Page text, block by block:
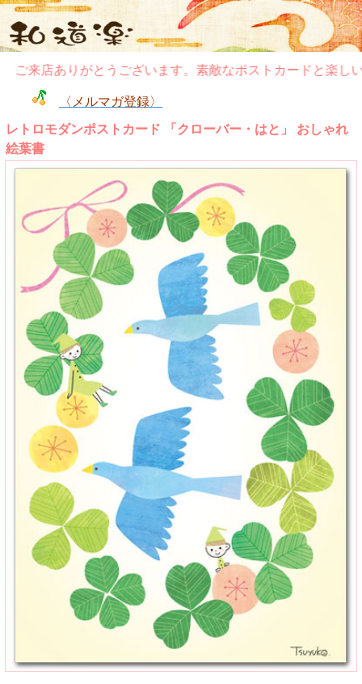
来店ありがとうございます。素敵なポストカードと楽しい
〈メルマガ登録〉
レトロモダンポストカード 「クローバー・はと」 おしゃれ
絵葉書